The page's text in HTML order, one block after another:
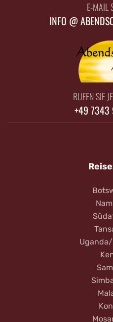
E-MAIL
INFO @
RUFEN SIE
+49